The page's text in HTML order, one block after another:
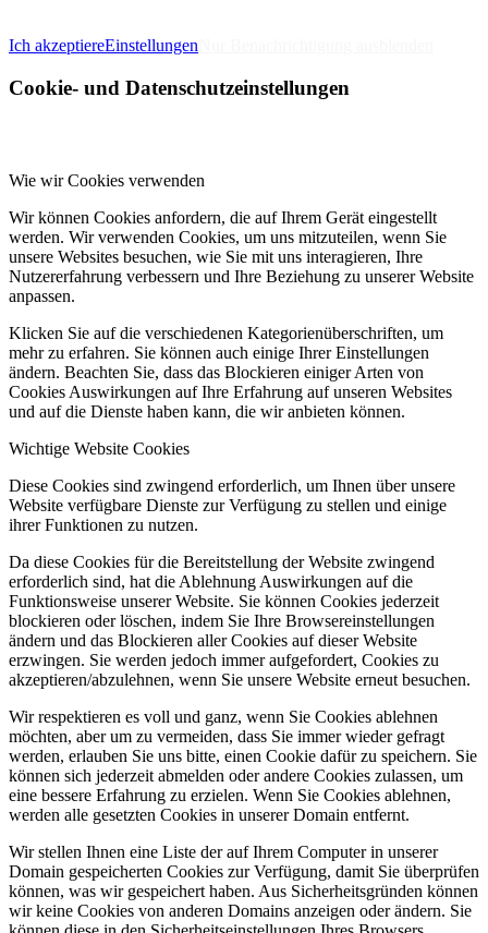
Ich akzeptiereEinstellungen
Cookie- und Datenschutzeinstellungen
Wie wir Cookies verwenden
Wir können Cookies anfordern, die auf Ihrem Gerät eingestellt
werden. Wir verwenden Cookies, um uns mitzuteilen, wenn Sie
unsere Websites besuchen, wie Sie mit uns interagieren, Ihre
Nutzererfahrung verbessern und Ihre Beziehung zu unserer Website
anpassen.
Klicken Sie auf die verschiedenen Kategorienüberschriften, um
mehr zu erfahren. Sie können auch einige Ihrer Einstellungen
ändern. Beachten Sie, dass das Blockieren einiger Arten von
Cookies Auswirkungen auf Ihre Erfahrung auf unseren Websites
und auf die Dienste haben kann, die wir anbieten können.
Wichtige Website Cookies
Diese Cookies sind zwingend erforderlich, um Ihnen über unsere
Website verfügbare Dienste zur Verfügung zu stellen und einige
ihrer Funktionen zu nutzen.
Da diese Cookies für die Bereitstellung der Website zwingend
erforderlich sind, hat die Ablehnung Auswirkungen auf die
Funktionsweise unserer Website. Sie können Cookies jederzeit
blockieren oder löschen, indem Sie Ihre Browsereinstellungen
ändern und das Blockieren aller Cookies auf dieser Website
erzwingen. Sie werden jedoch immer aufgefordert, Cookies zu
akzeptieren/abzulehnen, wenn Sie unsere Website erneut besuchen.
Wir respektieren es voll und ganz, wenn Sie Cookies ablehnen
möchten, aber um zu vermeiden, dass Sie immer wieder gefragt
werden, erlauben Sie uns bitte, einen Cookie dafür zu speichern. Sie
können sich jederzeit abmelden oder andere Cookies zulassen, um
eine bessere Erfahrung zu erzielen. Wenn Sie Cookies ablehnen,
werden alle gesetzten Cookies in unserer Domain entfernt.
Wir stellen Ihnen eine Liste der auf Ihrem Computer in unserer
Domain gespeicherten Cookies zur Verfügung, damit Sie überprüfen
können, was wir gespeichert haben. Aus Sicherheitsgründen können
wir keine Cookies von anderen Domains anzeigen oder ändern. Sie